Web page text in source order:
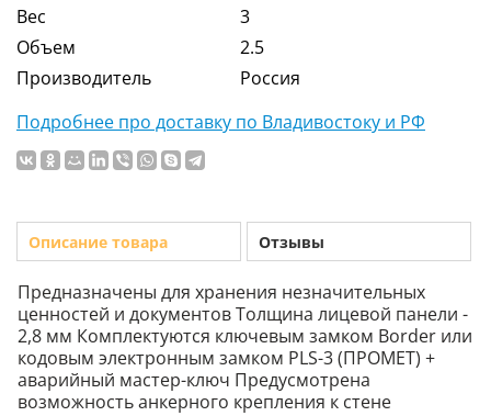
Вес
3
Объем
2.5
Производитель
Россия
Подробнее про доставку по Владивостоку и РФ
Описание товара Отзывы
Предназначены для хранения незначительных
ценностей и документов Толщина лицевой панели -
2,8 мм Комплектуются ключевым замком Border или
кодовым электронным замком PLS-3 (ПРОМЕТ) +
аварийный мастер-ключ Предусмотрена
возможность анкерного крепления к стене